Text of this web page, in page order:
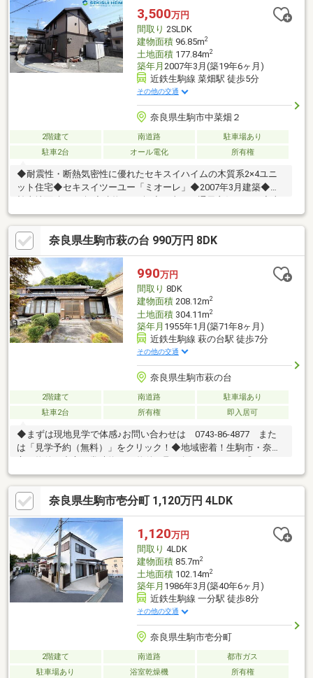
（1300ｍ）生駒市立緑ヶ丘中学校：徒歩10分（786ｍ）
3,500万円
間取り 2SLDK
建物面積96.85m2
土地面積177.84m2
築年月 2007年3月(築19年6ヶ月)
近鉄生駒線 菜畑駅 徒歩5分
その他の交通
奈良県生駒市中菜畑２
2階建て 南道路
駐車場あり
駐車2台
オール電化 所有権
◆耐震性・断熱気密性に優れたセキスイハイムの木質系2×4ユニ
ット住宅◆セキスイツーユー「ミオーレ」◆2007年3月建築◆有
陽光発電システム3.21kWh搭載◆駐車2台可◆近鉄生駒線「菜畑」
駅徒歩5分◆近鉄難波・奈良線「生駒」駅バス7分「中菜畑二丁
目」バス停徒歩1分●2024年9月パワーコンディショナー交換済
●2024年5月2階トイレ交換済●2022年3月外壁屋根塗装工事済
●2022年3月防蟻処理工事済●2022年ネオキュート交換済◇メーカ
ーの無料60年サポート（5年毎の定期診断）の継承可
奈良県生駒市萩の台 990万円 8DK
990万円
間取り 8DK
建物面積208.12m2
土地面積304.11m2
築年月 1955年1月(築71年8ヶ月)
近鉄生駒線 萩の台駅 徒歩7分
その他の交通
奈良県生駒市萩の台
2階建て 南道路
駐車場あり
駐車2台
所有権 即入居可
◆まずは現地見学で体感♪お問い合わせは 0743-86-4877 また
は「見学予約（無料）」をクリック！◆地域密着！生駒市・奈良
ーネット未公開物件も多数！生駒・奈良エリアでお探しの方は当
社へお問合せ下さい♪◆お住替えの方/売却検討の方必見！当社で
は1社完結でお住替えをサポート。売却～購入～引越までスムーズ
に☆ ◆住宅ローンのご相談もお任せ下さい！お勤め先や勤続年
数、ご年収等により、借り入れ可能な金融機関は異なります。専
任の住宅ローンアドバイザーがお客様に合った最適な金融機関を
ご紹介します！
奈良県生駒市壱分町 1,120万円 4LDK
1,120万円
間取り 4LDK
建物面積85.7m2
土地面積102.14m2
築年月 1986年3月(築40年6ヶ月)
近鉄生駒線 一分駅 徒歩8分
その他の交通
奈良県生駒市壱分町
2階建て 南道路
都市ガス
駐車場あり
浴室乾燥機 所有権